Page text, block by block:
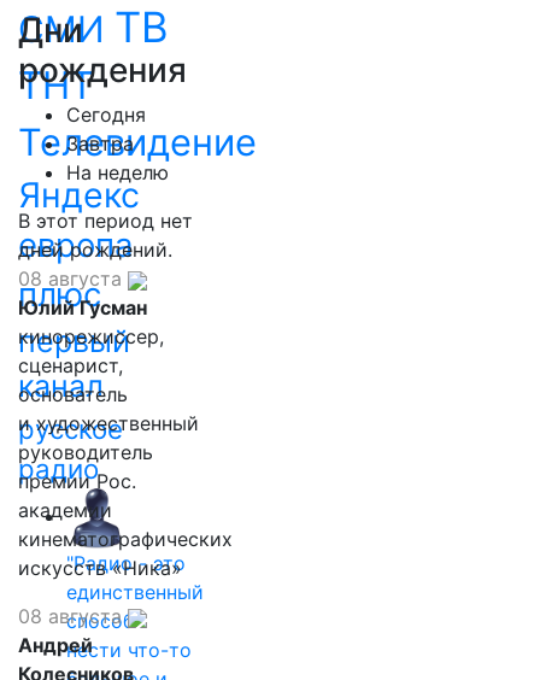
СМИ ТВ
ТНТ
Телевидение
Яндекс
европа
плюс
первый
канал
русское
радио
"Радио - это
единственный
способ
нести что-то
Дни
рождения
Сегодня
Завтра
На неделю
В этот период нет
дней рождений.
08 августа
Юлий Гусман
кинорежиссер,
сценарист,
основатель
и художественный
руководитель
премии Рос.
академии
кинематографических
искусств «Ника»
08 августа
Андрей
Колесников